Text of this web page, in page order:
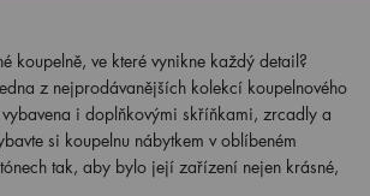
koupelně, ve které vynikne každý detail?
z nejprodávanějších kolekcí koupelnového
i doplňkovými skříňkami, zrcadly a
si koupelnu nábytkem v oblíbeném
tak, aby bylo její zařízení nejen krásné,